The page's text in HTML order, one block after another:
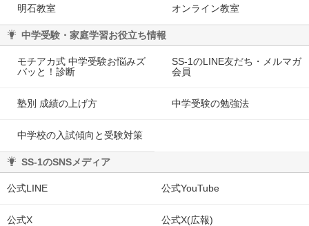
明石教室 オンライン教室
中学受験・家庭学習お役立ち情報
モチアカ式 中学受験お悩みズ
バッと！診断
SS-1のLINE友だち・メルマガ
会員
塾別 成績の上げ方 中学受験の勉強法
中学校の入試傾向と受験対策
SS-1のSNSメディア
公式LINE 公式YouTube
公式X 公式X(広報)